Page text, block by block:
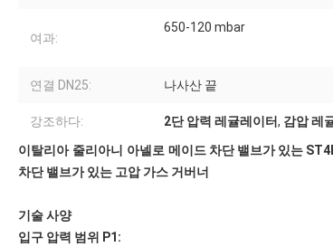
여과:
650-120 mbar
연결 DN25: 나사산 끝
강조하다: 2단 압력 레귤레이터, 감압 레
이탈리아 줄리아니 아넬로 메이드 차단 밸브가 있는
차단 밸브가 있는 고압 가스 거버너
기술 사양
입구 압력 범위 P1: